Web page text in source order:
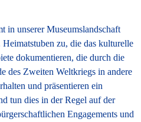
in unserer Museumslandschaft
zu, die das kulturelle
dokumentieren, die durch die
des Zweiten Weltkriegs in andere
und präsentieren ein
tun dies in der Regel auf der
Engagements und